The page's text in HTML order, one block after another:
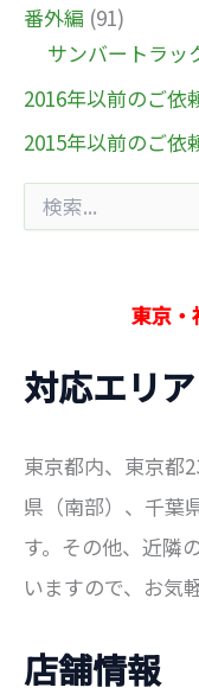
番外編 (91)
サンバートラッ
2016年以前のご依
2015年以前のご依
索
東京・
対応エリア
東京都内、東京都
県（南部）、千葉
す。その他、近隣
いますので、お気
店舗情報